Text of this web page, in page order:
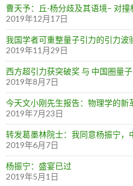
曹天予：丘-杨分歧及其语境– 对
2019年12月17日
我国学者可重整量子引力的引力波
2019年11月29日
西方超引力获突破奖 与 中国圈量
2019年8月7日
今天文小刚先生报告：物理学的新
2019年7月23日
转发葛墨林院士：我同意杨振宁，
2019年6月7日
杨振宁：盛宴已过
2019年5月1日